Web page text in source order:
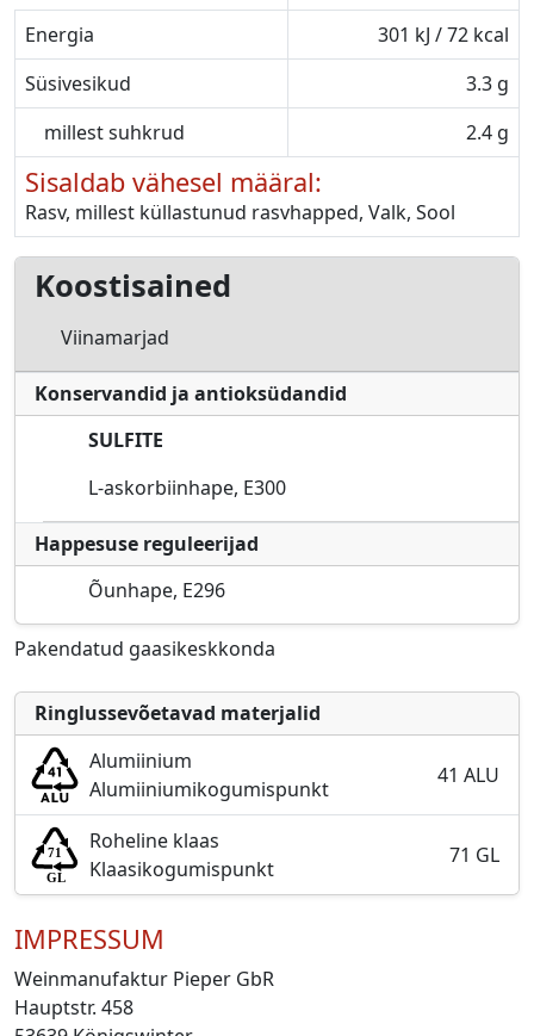
Energia
301 kJ / 72 kcal
Süsivesikud
3.3 g
millest suhkrud
2.4 g
Sisaldab vähesel määral:
Rasv, millest küllastunud rasvhapped, Valk, Sool
Koostisained
Viinamarjad
Konservandid ja antioksüdandid
SULFITE
L-askorbiinhape, E300
Happesuse reguleerijad
Õunhape, E296
Pakendatud gaasikeskkonda
Ringlussevõetavad materjalid
Alumiinium
Alumiiniumikogumispunkt
41 ALU
Roheline klaas
Klaasikogumispunkt
71 GL
IMPRESSUM
Weinmanufaktur Pieper GbR
Hauptstr. 458